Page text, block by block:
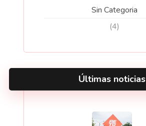
Sin Categoria
(4)
Últimas noticias